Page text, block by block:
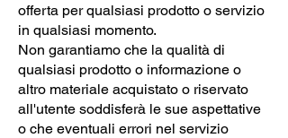
offerta per qualsiasi prodotto o servizio
in qualsiasi momento.
Non garantiamo che la qualità di
qualsiasi prodotto o informazione o
altro materiale acquistato o riservato
all'utente soddisferà le sue aspettative
o che eventuali errori nel servizio